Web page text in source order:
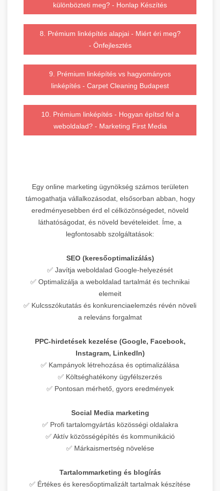
különbözteti meg? - Honlap Készítés
8. Prémium linképítés alapjai - Miért éri meg?
- Önfejlesztés
9. Prémium linképítés vs hagyományos
linképítés - Carpet Cleaning Budapest
10. Prémium linképítés - Hogyan építsd fel a
weboldalad? - Marketing First Media
Egy online marketing ügynökség számos területen
támogathatja vállalkozásodat, elsősorban abban, hogy
eredményesebben érd el célközönségedet, növeld
láthatóságodat, és növeld bevételeidet. Íme, a
legfontosabb szolgáltatások:
SEO (keresőoptimalizálás)
✅ Javítja weboldalad Google-helyezését
✅ Optimalizálja a weboldalad tartalmát és technikai
elemeit
✅ Kulcsszókutatás és konkurenciaelemzés révén növeli
a releváns forgalmat
PPC-hirdetések kezelése (Google, Facebook,
Instagram, LinkedIn)
✅ Kampányok létrehozása és optimalizálása
✅ Költséghatékony ügyfélszerzés
✅ Pontosan mérhető, gyors eredmények
Social Media marketing
✅ Profi tartalomgyártás közösségi oldalakra
✅ Aktív közösségépítés és kommunikáció
✅ Márkaismertség növelése
Tartalommarketing és blogírás
✅ Értékes és keresőoptimalizált tartalmak készítése